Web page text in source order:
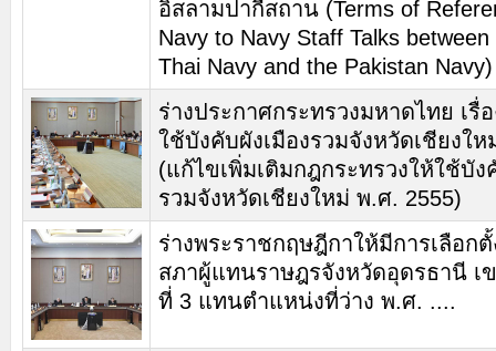
อิสลามปากีสถาน (Terms of
Navy to Navy Staff Talks
Thai Navy and the Pakistan Navy)
ร่างประกาศกระทรวงมหาดไทย เรื่
ใช้บังคับผังเมืองรวมจังหวัดเชียงใ
(แก้ไขเพิ่มเติมกฎกระทรวงให้ใช้บัง
รวมจังหวัดเชียงใหม่ พ.ศ. 2555)
ร่างพระราชกฤษฎีกาให้มีการเลือก
สภาผู้แทนราษฎรจังหวัดอุดรธานี เ
ที่ 3 แทนตำแหน่งที่ว่าง พ.ศ. ....